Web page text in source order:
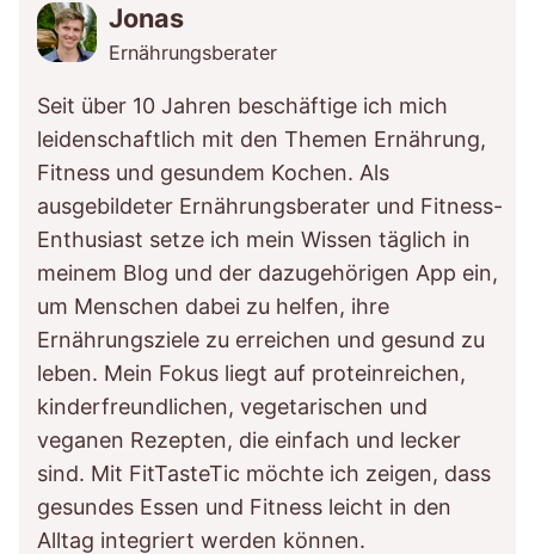
Jonas
Ernährungsberater
Seit über 10 Jahren beschäftige ich mich
leidenschaftlich mit den Themen Ernährung,
Fitness und gesundem Kochen. Als
ausgebildeter Ernährungsberater und Fitness-
Enthusiast setze ich mein Wissen täglich in
meinem Blog und der dazugehörigen App ein,
um Menschen dabei zu helfen, ihre
Ernährungsziele zu erreichen und gesund zu
leben. Mein Fokus liegt auf proteinreichen,
kinderfreundlichen, vegetarischen und
veganen Rezepten, die einfach und lecker
sind. Mit FitTasteTic möchte ich zeigen, dass
gesundes Essen und Fitness leicht in den
Alltag integriert werden können.